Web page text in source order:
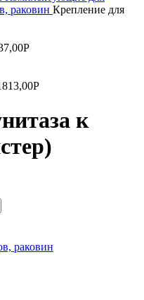
раковин Крепление для
Р
Р
к
раковин